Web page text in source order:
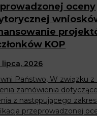
oceny
KOP
lipca, 2026
Państwo, W związku
zamówienia
z następującego
przeprowadzonej